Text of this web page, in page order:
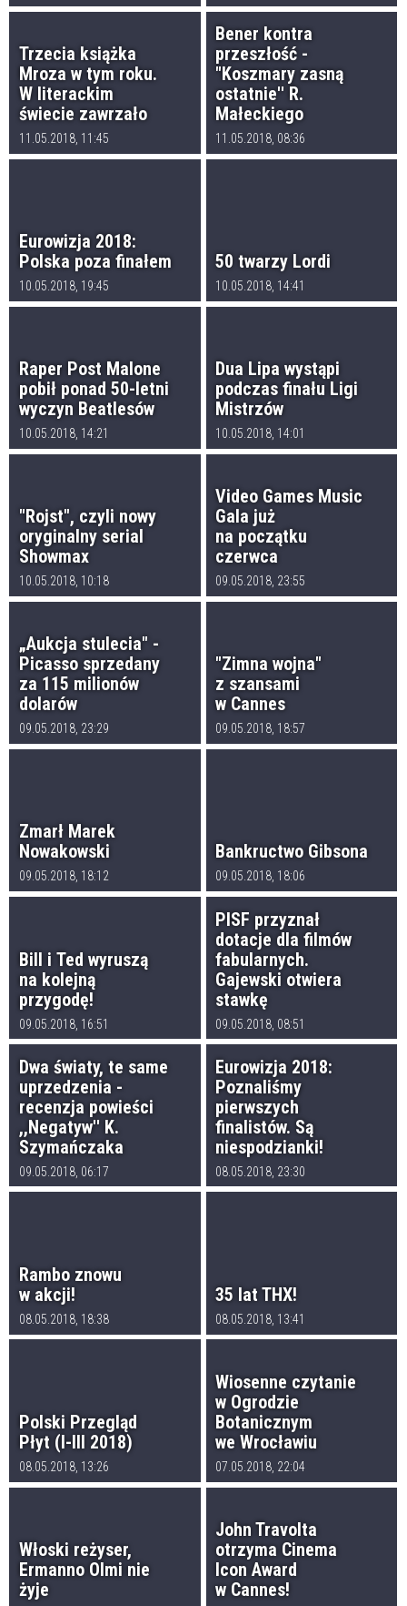
Trzecia książka
Mroza w tym roku.
W literackim
świecie zawrzało
11.05.2018, 11:45
Bener kontra
przeszłość -
"Koszmary zasną
ostatnie'' R.
Małeckiego
11.05.2018, 08:36
Eurowizja 2018:
Polska poza finałem
10.05.2018, 19:45
50 twarzy Lordi
10.05.2018, 14:41
Raper Post Malone
pobił ponad 50-letni
wyczyn Beatlesów
10.05.2018, 14:21
Dua Lipa wystąpi
podczas finału Ligi
Mistrzów
10.05.2018, 14:01
"Rojst", czyli nowy
oryginalny serial
Showmax
10.05.2018, 10:18
Video Games Music
Gala już
na początku
czerwca
09.05.2018, 23:55
„Aukcja stulecia" -
Picasso sprzedany
za 115 milionów
dolarów
09.05.2018, 23:29
"Zimna wojna"
z szansami
w Cannes
09.05.2018, 18:57
Zmarł Marek
Nowakowski
09.05.2018, 18:12
Bankructwo Gibsona
09.05.2018, 18:06
Bill i Ted wyruszą
na kolejną
przygodę!
09.05.2018, 16:51
PISF przyznał
dotacje dla filmów
fabularnych.
Gajewski otwiera
stawkę
09.05.2018, 08:51
Dwa światy, te same
uprzedzenia -
recenzja powieści
,,Negatyw'' K.
Szymańczaka
09.05.2018, 06:17
Eurowizja 2018:
Poznaliśmy
pierwszych
finalistów. Są
niespodzianki!
08.05.2018, 23:30
Rambo znowu
w akcji!
08.05.2018, 18:38
35 lat THX!
08.05.2018, 13:41
Polski Przegląd
Płyt (I-III 2018)
08.05.2018, 13:26
Wiosenne czytanie
w Ogrodzie
Botanicznym
we Wrocławiu
07.05.2018, 22:04
Włoski reżyser,
Ermanno Olmi nie
żyje
John Travolta
otrzyma Cinema
Icon Award
w Cannes!